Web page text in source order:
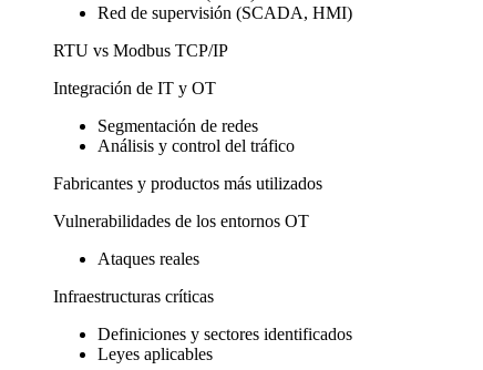
Red de supervisión (SCADA, HMI)
RTU vs Modbus TCP/IP
Integración de IT y OT
Segmentación de redes
Análisis y control del tráfico
Fabricantes y productos más utilizados
Vulnerabilidades de los entornos OT
Ataques reales
Infraestructuras críticas
Definiciones y sectores identificados
Leyes aplicables